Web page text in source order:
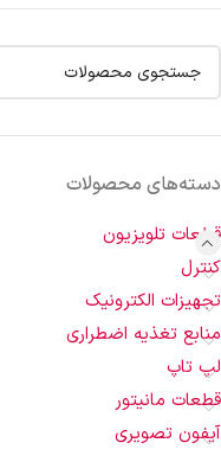
دسته‌های محصولات
قطعات تلویزیون
کنترل
تجهیزات الکترونیک
منابع تغذیه اضطراری
لپ تاپ
قطعات مانیتور
آیفون تصویری